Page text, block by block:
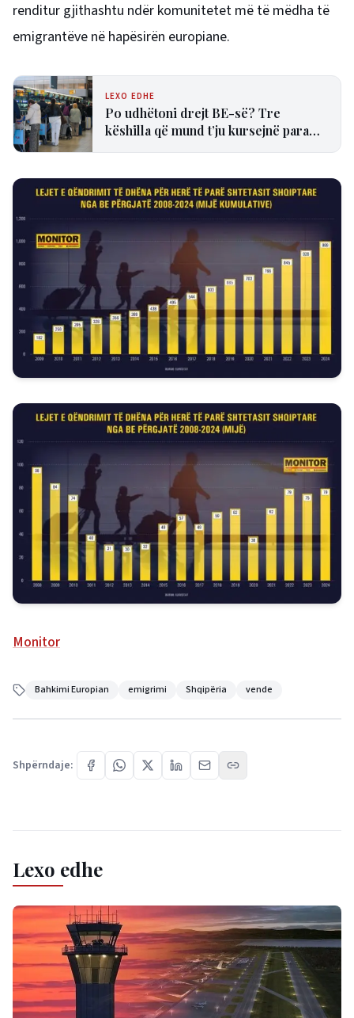
renditur gjithashtu ndër komunitetet më të mëdha të
emigrantëve në hapësirën europiane.
LEXO EDHE
Po udhëtoni drejt BE-së? Tre
këshilla që mund t’ju kursejnë para
Monitor
Bahkimi Europian emigrimi Shqipëria vende
Shpërndaje:
Lexo edhe